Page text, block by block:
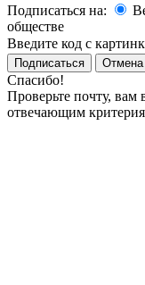
Подписаться на:
обществе
Введите код с
Подписаться
Отмена
Спасибо!
Проверьте почту, вам
отвечающим